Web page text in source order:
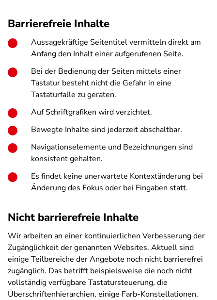
Barrierefreie Inhalte
Aussagekräftige Seitentitel vermitteln direkt am
Anfang den Inhalt einer aufgerufenen Seite.
Bei der Bedienung der Seiten mittels einer
Tastatur besteht nicht die Gefahr in eine
Tastaturfalle zu geraten.
Auf Schriftgrafiken wird verzichtet.
Bewegte Inhalte sind jederzeit abschaltbar.
Navigationselemente und Bezeichnungen sind
konsistent gehalten.
Es findet keine unerwartete Kontextänderung bei
Änderung des Fokus oder bei Eingaben statt.
Nicht barrierefreie Inhalte
Wir arbeiten an einer kontinuierlichen Verbesserung der
Zugänglichkeit der genannten Websites. Aktuell sind
einige Teilbereiche der Angebote noch nicht barrierefrei
zugänglich. Das betrifft beispielsweise die noch nicht
vollständig verfügbare Tastatursteuerung, die
Überschriftenhierarchien, einige Farb-Konstellationen,